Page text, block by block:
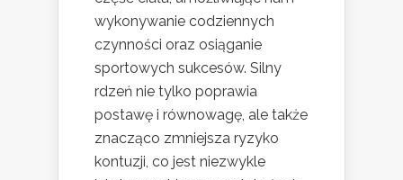
wykonywanie codziennych
czynności oraz osiąganie
sportowych sukcesów. Silny
rdzeń nie tylko poprawia
postawę i równowagę, ale także
znacząco zmniejsza ryzyko
kontuzji, co jest niezwykle